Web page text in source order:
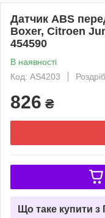
Датчик ABS
Boxer, Citroen
454590
В наявності
Код: AS4203
Роздріб
826 ₴
Що таке купити